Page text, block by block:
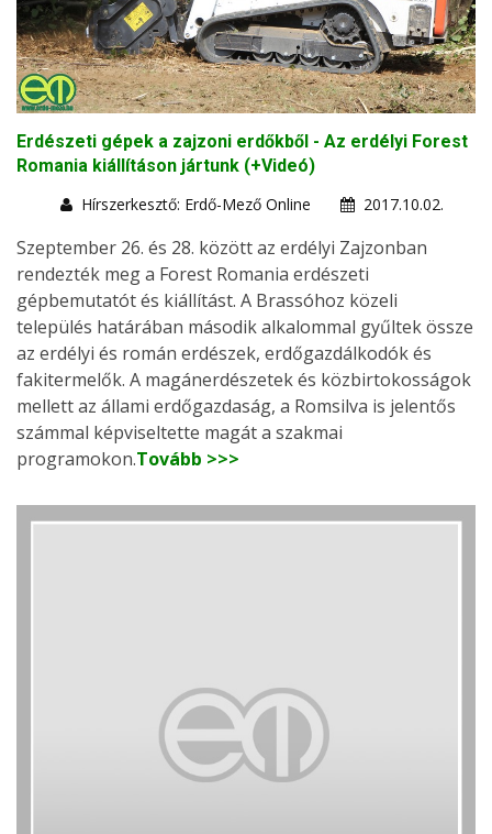
Erdészeti gépek a zajzoni erdőkből - Az erdélyi Forest
Romania kiállításon jártunk (+Videó)
Hírszerkesztő: Erdő-Mező Online
2017.10.02.
Szeptember 26. és 28. között az erdélyi Zajzonban
rendezték meg a Forest Romania erdészeti
gépbemutatót és kiállítást. A Brassóhoz közeli
település határában második alkalommal gyűltek össze
az erdélyi és román erdészek, erdőgazdálkodók és
fakitermelők. A magánerdészetek és közbirtokosságok
mellett az állami erdőgazdaság, a Romsilva is jelentős
számmal képviseltette magát a szakmai
programokon.Tovább >>>